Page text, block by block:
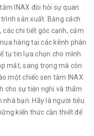
INAX đòi hỏi sự quan
sản xuất. Bằng cách
các chi tiết góc cạnh, cảm
hàng tại các kênh phân
tự tin lựa chọn cho mình
mắt, sang trọng mà còn
một chiếc sen tắm INAX
cho sự tiện nghi và thẩm
bạn. Hãy là người tiêu
kiến thức cần thiết để